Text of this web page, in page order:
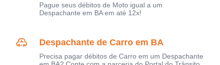
Pague seus débitos de Moto igual a um
Despachante em BA em até 12x!
Despachante de Carro em BA
Precisa pagar débitos de Carro em um Despachante